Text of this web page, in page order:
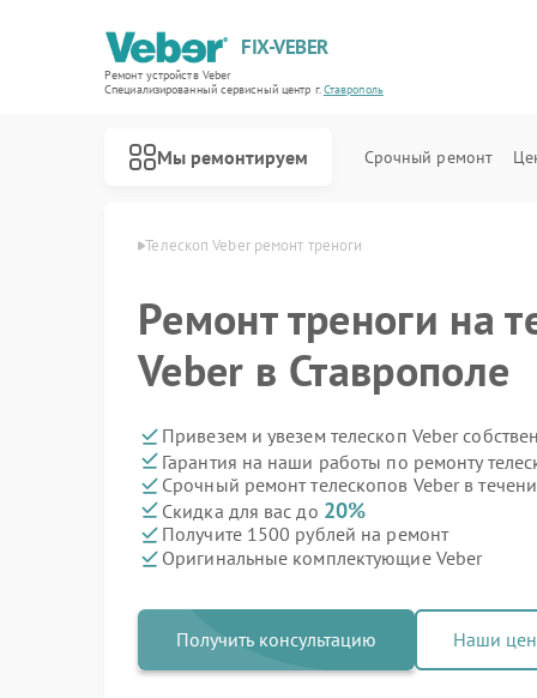
FIX-VEBER
Ремонт устройств Veber
Специализированный cервисный центр г.Ставрополь
Мы ремонтируем Срочный ремонт
в Ставрополе Телескоп Veber ремонт треноги
Ремонт треноги на
Veber в Ставрополе
Привезем и увезем телескоп Veber
Гарантия на наши работы по ремонту
Срочный ремонт телескопов Veber в
Скидка для вас до 20%
Получите 1500 рублей на ремонт
Оригинальные комплектующие Veber
Получить консультацию Наши